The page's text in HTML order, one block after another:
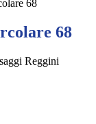
68
68
Reggini